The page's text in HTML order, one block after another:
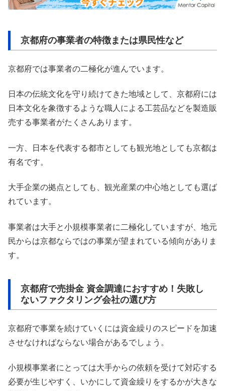
京都府の事業者の特徴または県民性など
京都府では事業者の二極化が進んでいます。
日本の伝統文化を守り続けてきた地域として、京都府には
日本文化を象徴するような職人による工芸品などを製造販
売する事業者がたくさんあります。
一方、日本を代表する都市としても観光地としても京都は
有名です。
大手企業の拠点としても、観光産業の中心地としても選ば
れています。
事業者は大手と小規模事業者に二極化していますが、地元
民からは京都ならではの事業が望まれている傾向がありま
す。
京都府で売掛金 資金調達におすすめ！失敗し
ないファクタリング会社の選び方
京都府で事業を続けていくには資金繰りのスピードを加速
させなければならない場合があるでしょう。
小規模事業者にとっては大手からの依頼を受けて対応する
必要が生じやすく、いかにして資金繰りをするかが大きな